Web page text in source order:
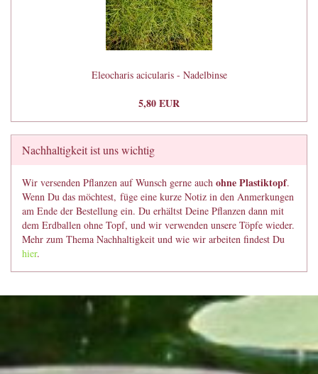
Eleocharis acicularis - Nadelbinse
5,80 EUR
Nachhaltigkeit ist uns wichtig
Wir versenden Pflanzen auf Wunsch gerne auch ohne Plastiktopf.
Wenn Du das möchtest, füge eine kurze Notiz in den Anmerkungen
am Ende der Bestellung ein. Du erhältst Deine Pflanzen dann mit
dem Erdballen ohne Topf, und wir verwenden unsere Töpfe wieder.
Mehr zum Thema Nachhaltigkeit und wie wir arbeiten findest Du
hier.